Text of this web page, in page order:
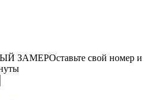
ЗАМЕРОставьте свой номер и